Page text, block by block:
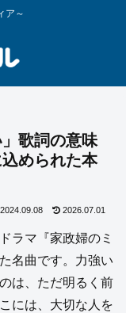
ア～
歌詞の意味
められた本
2024.09.08 2026.07.01
ラマ『家政婦のミ
名曲です。力強い
は、ただ明るく前
には、大切な人を